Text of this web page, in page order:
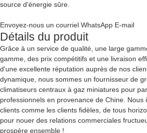
source d'énergie sûre.
Envoyez-nous un courriel WhatsApp E-mail
Détails du produit
Grâce à un service de qualité, une large
gamme, des prix compétitifs et une livraison
d'une excellente réputation auprès de nos
dynamique, nous sommes un fournisseur de
climatiseurs centraux à gaz miniatures pour
professionnels en provenance de Chine. Nous
clients comme les clients fidèles, de tous
pour nouer des relations commerciales
prospère ensemble !